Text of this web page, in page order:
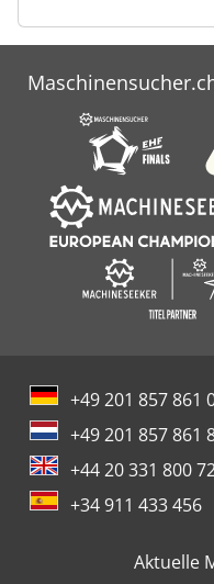
+49 201 857 861
+49 201 857 861
+44 20 331 800
+34 911 433 456
Aktuelle